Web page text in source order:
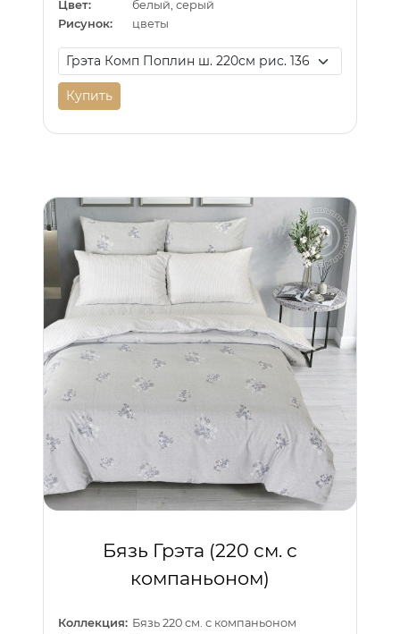
Цвет:
белый, серый
Рисунок:
цветы
Купить
Бязь Грэта (220 см. с
компаньоном)
Коллекция: Бязь 220 см. с компаньоном